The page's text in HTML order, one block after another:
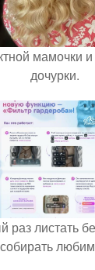
мамочки
дочурки.
раз листать